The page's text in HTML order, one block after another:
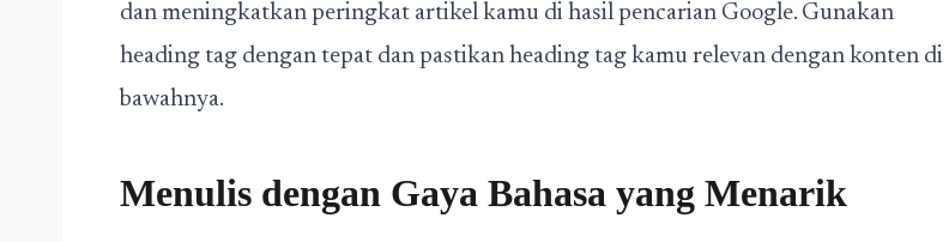
dan meningkatkan peringkat artikel kamu di hasil pencarian Google. Gunakan
heading tag dengan tepat dan pastikan heading tag kamu relevan dengan konten di
bawahnya.
Menulis dengan Gaya Bahasa yang Menarik